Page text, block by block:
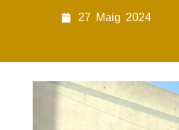
27 Maig 2024